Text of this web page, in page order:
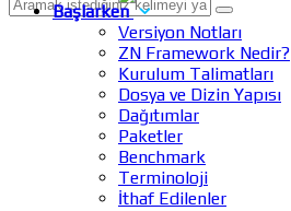
Başlarken
Versiyon Notları
ZN Framework Nedir?
Kurulum Talimatları
Dosya ve Dizin Yapısı
Dağıtımlar
Paketler
Benchmark
Terminoloji
İthaf Edilenler